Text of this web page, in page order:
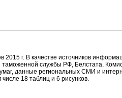
2015 г. В качестве источников
службы РФ, Белстата,
данные региональных СМИ и
18 таблиц и 6 рисунков.